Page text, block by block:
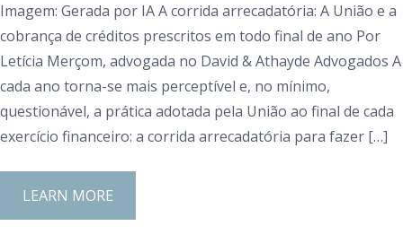
Imagem: Gerada por IA A corrida arrecadatória: A União e a
cobrança de créditos prescritos em todo final de ano Por
Letícia Merçom, advogada no David & Athayde Advogados A
cada ano torna-se mais perceptível e, no mínimo,
questionável, a prática adotada pela União ao final de cada
exercício financeiro: a corrida arrecadatória para fazer […]
LEARN MORE